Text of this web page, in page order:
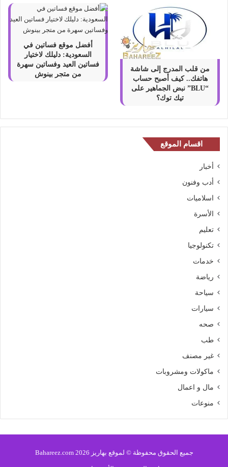
من قلب المدرج إلى شاشة
هاتفك.. كيف أصبح حساب
“BLU” نبض الجماهير على
تيك توك؟
أفضل موقع فساتين في
السعودية: دليلك لاختيار
فساتين العيد وفساتين سهرة
من متجر بينوش
اقسام الموقع
أخبار
أدب وفنون
اسلاميات
الأسرة
تعليم
تكنولوجيا
خدمات
رياضة
سياحة
سيارات
صحه
طب
غير مصنف
ماكولات ومشروبات
مال و اعمال
منوعات
جميع الحقوق محفوظة © لموقع بهاريز 2026 Bahareez.com